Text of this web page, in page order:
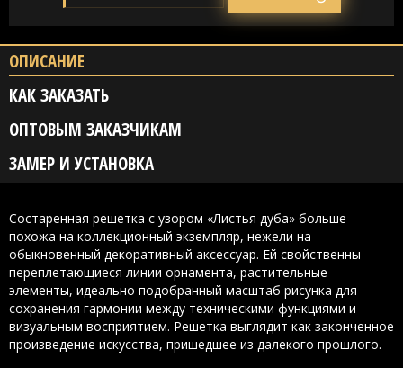
ОПИСАНИЕ
КАК ЗАКАЗАТЬ
ОПТОВЫМ ЗАКАЗЧИКАМ
ЗАМЕР И УСТАНОВКА
Состаренная решетка с узором «Листья дуба» больше
похожа на коллекционный экземпляр, нежели на
обыкновенный декоративный аксессуар. Ей свойственны
переплетающиеся линии орнамента, растительные
элементы, идеально подобранный масштаб рисунка для
сохранения гармонии между техническими функциями и
визуальным восприятием. Решетка выглядит как законченное
произведение искусства, пришедшее из далекого прошлого.